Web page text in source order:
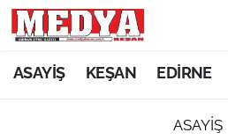
ASAYİŞ KEŞAN EDİRNE
ASAYİŞ
KEŞAN